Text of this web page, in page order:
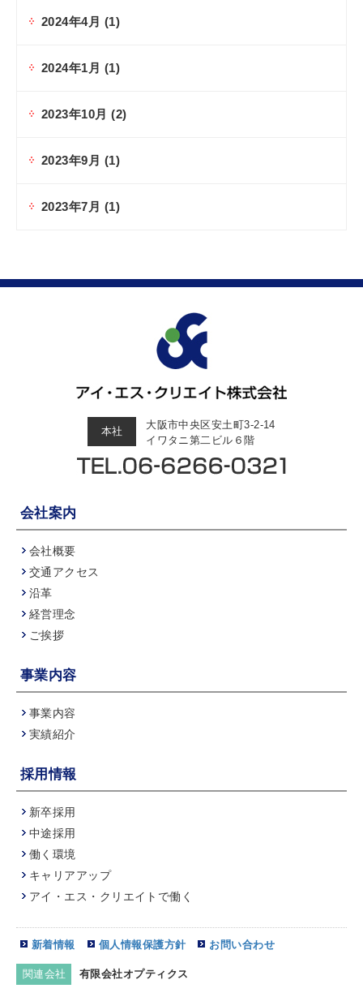
2024年4月 (1)
2024年1月 (1)
2023年10月(2)
2023年9月 (1)
2023年7月 (1)
本社
大阪市中央区安土町3-2-14
イワタニ第二ビル６階
会社案内
会社概要
交通アクセス
沿革
経営理念
ご挨拶
事業内容
事業内容
実績紹介
採用情報
新卒採用
中途採用
働く環境
キャリアアップ
アイ・エス・クリエイトで働く
新着情報 個人情報保護方針 お問い合わせ
関連会社 有限会社オプティクス